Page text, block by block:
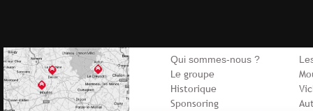
Qui sommes-nous ?
Le groupe
Historique
Sponsoring